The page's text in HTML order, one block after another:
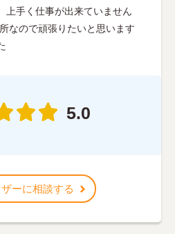
上手く仕事が出来ていません
なので頑張りたいと思います
5.0
ーに相談する